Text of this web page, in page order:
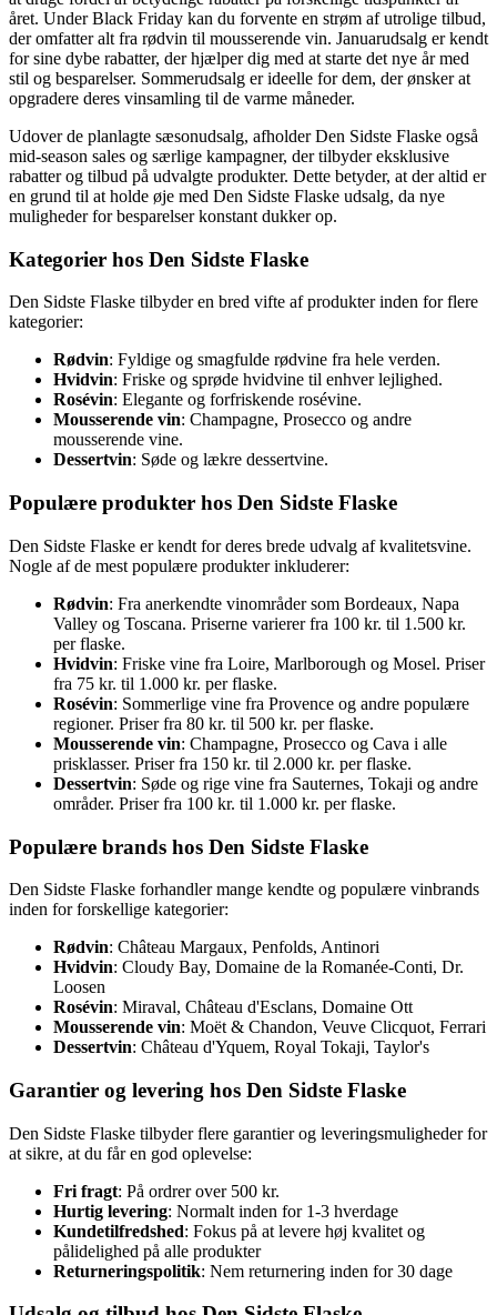
året. Under Black Friday kan du forvente en strøm af utrolige tilbud,
der omfatter alt fra rødvin til mousserende vin. Januarudsalg er kendt
for sine dybe rabatter, der hjælper dig med at starte det nye år med
stil og besparelser. Sommerudsalg er ideelle for dem, der ønsker at
opgradere deres vinsamling til de varme måneder.
Udover de planlagte sæsonudsalg, afholder Den Sidste Flaske også
mid-season sales og særlige kampagner, der tilbyder eksklusive
rabatter og tilbud på udvalgte produkter. Dette betyder, at der altid er
en grund til at holde øje med Den Sidste Flaske udsalg, da nye
muligheder for besparelser konstant dukker op.
Kategorier hos Den Sidste Flaske
Den Sidste Flaske tilbyder en bred vifte af produkter inden for flere
kategorier:
Rødvin: Fyldige og smagfulde rødvine fra hele verden.
Hvidvin: Friske og sprøde hvidvine til enhver lejlighed.
Rosévin: Elegante og forfriskende rosévine.
Mousserende vin: Champagne, Prosecco og andre
mousserende vine.
Dessertvin: Søde og lækre dessertvine.
Populære produkter hos Den Sidste Flaske
Den Sidste Flaske er kendt for deres brede udvalg af kvalitetsvine.
Nogle af de mest populære produkter inkluderer:
Rødvin: Fra anerkendte vinområder som Bordeaux, Napa
Valley og Toscana. Priserne varierer fra 100 kr. til 1.500 kr.
per flaske.
Hvidvin: Friske vine fra Loire, Marlborough og Mosel. Priser
fra 75 kr. til 1.000 kr. per flaske.
Rosévin: Sommerlige vine fra Provence og andre populære
regioner. Priser fra 80 kr. til 500 kr. per flaske.
Mousserende vin: Champagne, Prosecco og Cava i alle
prisklasser. Priser fra 150 kr. til 2.000 kr. per flaske.
Dessertvin: Søde og rige vine fra Sauternes, Tokaji og andre
områder. Priser fra 100 kr. til 1.000 kr. per flaske.
Populære brands hos Den Sidste Flaske
Den Sidste Flaske forhandler mange kendte og populære vinbrands
inden for forskellige kategorier:
Rødvin: Château Margaux, Penfolds, Antinori
Hvidvin: Cloudy Bay, Domaine de la Romanée-Conti, Dr.
Loosen
Rosévin: Miraval, Château d'Esclans, Domaine Ott
Mousserende vin: Moët & Chandon, Veuve Clicquot, Ferrari
Dessertvin: Château d'Yquem, Royal Tokaji, Taylor's
Garantier og levering hos Den Sidste Flaske
Den Sidste Flaske tilbyder flere garantier og leveringsmuligheder for
at sikre, at du får en god oplevelse:
Fri fragt: På ordrer over 500 kr.
Hurtig levering: Normalt inden for 1-3 hverdage
Kundetilfredshed: Fokus på at levere høj kvalitet og
pålidelighed på alle produkter
Returneringspolitik: Nem returnering inden for 30 dage